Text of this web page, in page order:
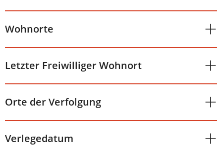
Wohnorte
Letzter Freiwilliger Wohnort
Orte der Verfolgung
Verlegedatum